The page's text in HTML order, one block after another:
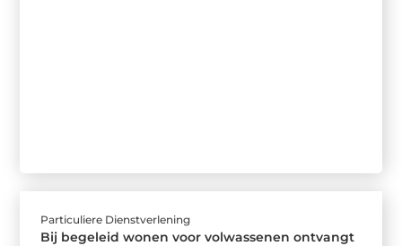
Particuliere Dienstverlening
Bij begeleid wonen voor volwassenen ontvangt